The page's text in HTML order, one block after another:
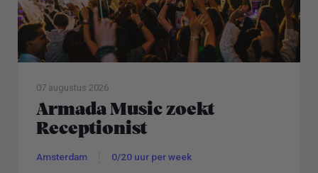
07 augustus 2026
Armada Music zoekt
Receptionist
Amsterdam 0/20 uur per week